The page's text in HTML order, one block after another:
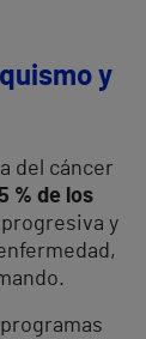
y
del cáncer
% de los
y